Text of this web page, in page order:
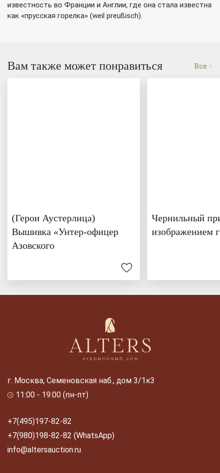
известность во Франции и Англии, где она стала известна
как «прусская горелка» (weil preußisch).
Вам также может понравиться Все
(Герои Аустерлица)
Вышивка «Унтер-офицер
Азовского
Чернильный
изображением
г. Москва, Семеновская наб., дом 3/1к3
11:00 - 19:00 (пн-пт)
+7(495)197-82-82
+7(980)198-82-82 (WhatsApp)
info@altersauction.ru